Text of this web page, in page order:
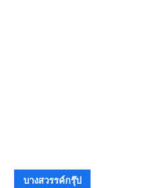
บางสวรรค์กรุ๊ป